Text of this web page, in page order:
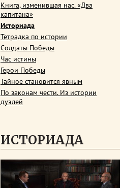
Книга, изменившая нас. «Два
капитана»
Историада
Тетрадка по истории
Солдаты Победы
Час истины
Герои Победы
Тайное становится явным
По законам чести. Из истории
дуэлей
ИСТОРИАДА